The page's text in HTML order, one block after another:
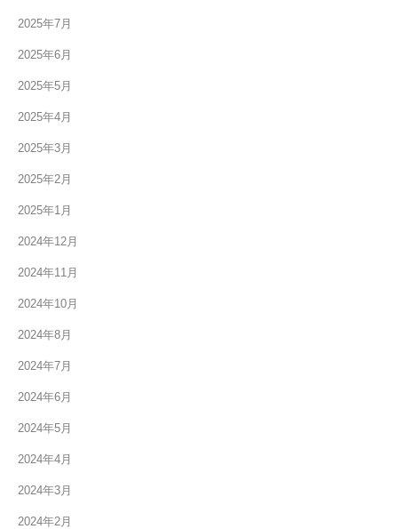
2025年7月
2025年6月
2025年5月
2025年4月
2025年3月
2025年2月
2025年1月
2024年12月
2024年11月
2024年10月
2024年8月
2024年7月
2024年6月
2024年5月
2024年4月
2024年3月
2024年2月